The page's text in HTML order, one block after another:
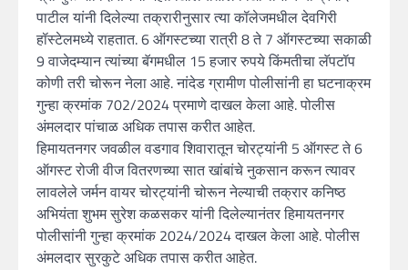
पाटील यांनी दिलेल्या तक्रारीनुसार त्या कॉलेजमधील देवगिरी
हॉस्टेलमध्ये राहतात. 6 ऑगस्टच्या रात्री 8 ते 7 ऑगस्टच्या सकाळी
9 वाजेदम्यान त्यांच्या बॅगमधील 15 हजार रुपये किंमतीचा लॅपटॉप
कोणी तरी चोरून नेला आहे. नांदेड ग्रामीण पोलीसांनी हा घटनाक्रम
गुन्हा क्रमांक 702/2024 प्रमाणे दाखल केला आहे. पोलीस
अंमलदार पांचाळ अधिक तपास करीत आहेत.
हिमायतनगर जवळील वडगाव शिवारातून चोरट्यांनी 5 ऑगस्ट ते 6
ऑगस्ट रोजी वीज वितरणच्या सात खांबांचे नुकसान करून त्यावर
लावलेले जर्मन वायर चोरट्यांनी चोरून नेल्याची तक्रार कनिष्ठ
अभियंता शुभम सुरेश कळसकर यांनी दिलेल्यानंतर हिमायतनगर
पोलीसांनी गुन्हा क्रमांक 2024/2024 दाखल केला आहे. पोलीस
अंमलदार सुरकुटे अधिक तपास करीत आहेत.